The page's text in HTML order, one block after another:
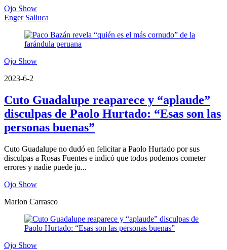
Ojo Show
Enger Salluca
Ojo Show
2023-6-2
Cuto Guadalupe reaparece y “aplaude”
disculpas de Paolo Hurtado: “Esas son las
personas buenas”
Cuto Guadalupe no dudó en felicitar a Paolo Hurtado por sus
disculpas a Rosas Fuentes e indicó que todos podemos cometer
errores y nadie puede ju...
Ojo Show
Marlon Carrasco
Ojo Show